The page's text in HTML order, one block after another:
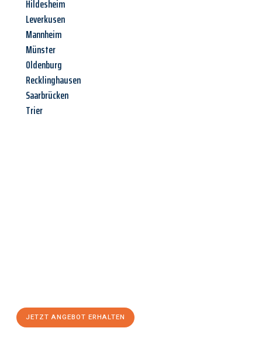
Hildesheim
Leverkusen
Mannheim
Münster
Oldenburg
Recklinghausen
Saarbrücken
Trier
JETZT ANGEBOT ERHALTEN